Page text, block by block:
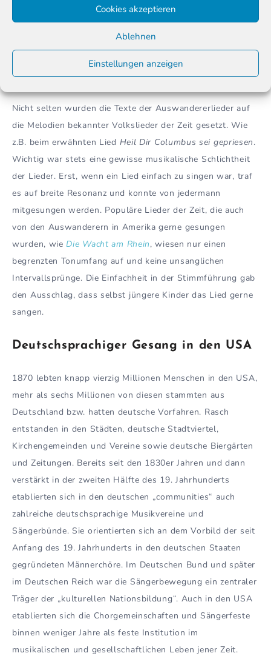
Cookies akzeptieren
Ablehnen
Einstellungen anzeigen
entnommen aus:Volksliederchiv.de
Musikalische Schlichtheit der Lieder
Nicht selten wurden die Texte der Auswandererlieder auf
die Melodien bekannter Volkslieder der Zeit gesetzt. Wie
z.B. beim erwähnten Lied Heil Dir Columbus sei gepriesen.
Wichtig war stets eine gewisse musikalische Schlichtheit
der Lieder. Erst, wenn ein Lied einfach zu singen war, traf
es auf breite Resonanz und konnte von jedermann
mitgesungen werden. Populäre Lieder der Zeit, die auch
von den Auswanderern in Amerika gerne gesungen
wurden, wie Die Wacht am Rhein, wiesen nur einen
begrenzten Tonumfang auf und keine unsanglichen
Intervallsprünge. Die Einfachheit in der Stimmführung gab
den Ausschlag, dass selbst jüngere Kinder das Lied gerne
sangen.
Deutschsprachiger Gesang in den USA
1870 lebten knapp vierzig Millionen Menschen in den USA,
mehr als sechs Millionen von diesen stammten aus
Deutschland bzw. hatten deutsche Vorfahren. Rasch
entstanden in den Städten, deutsche Stadtviertel,
Kirchengemeinden und Vereine sowie deutsche Biergärten
und Zeitungen. Bereits seit den 1830er Jahren und dann
verstärkt in der zweiten Hälfte des 19. Jahrhunderts
etablierten sich in den deutschen „communities“ auch
zahlreiche deutschsprachige Musikvereine und
Sängerbünde. Sie orientierten sich an dem Vorbild der seit
Anfang des 19. Jahrhunderts in den deutschen Staaten
gegründeten Männerchöre. Im Deutschen Bund und später
im Deutschen Reich war die Sängerbewegung ein zentraler
Träger der „kulturellen Nationsbildung“. Auch in den USA
etablierten sich die Chorgemeinschaften und Sängerfeste
binnen weniger Jahre als feste Institution im
musikalischen und gesellschaftlichen Leben jener Zeit.